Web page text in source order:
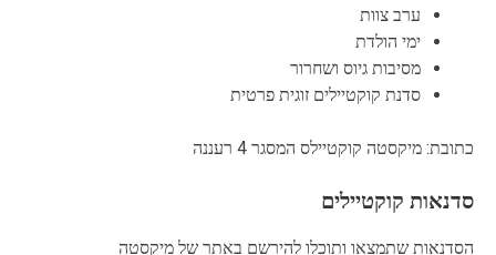
ערב צוות
ימי הולדת
מסיבות גיוס ושחרור
סדנת קוקטיילים זוגית פרטית
כתובת: מיקסטה קוקטיילס המסגר 4 רעננה
סדנאות קוקטיילים
הסדנאות שתמצאו ותוכלו להירשם באתר של מיקסטה